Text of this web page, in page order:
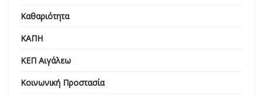
Καθαριότητα
ΚΑΠΗ
ΚΕΠ Αιγάλεω
Κοινωνική Προστασία